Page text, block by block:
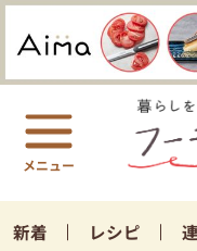
新着 レシピ